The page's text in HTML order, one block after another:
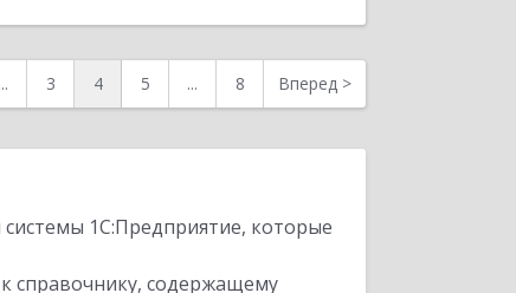
... 3 4 5 ... 8 Вперед >
1С:Предприятие, которые
справочнику, содержащему